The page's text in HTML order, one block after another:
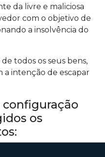
da livre e maliciosa
com o objetivo de
a insolvência do
todos os seus bens,
intenção de escapar
configuração
os